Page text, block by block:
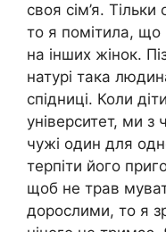
своя сім’я.
то я помітила, що
на інших жінок.
натурі така
спідниці. Коли
університет, ми з
чужі один для
терпіти його
щоб не трав
дорослими, то я